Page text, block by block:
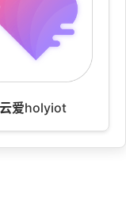
云爱holyiot